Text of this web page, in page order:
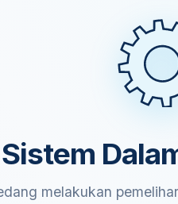
Sistem
melakukan